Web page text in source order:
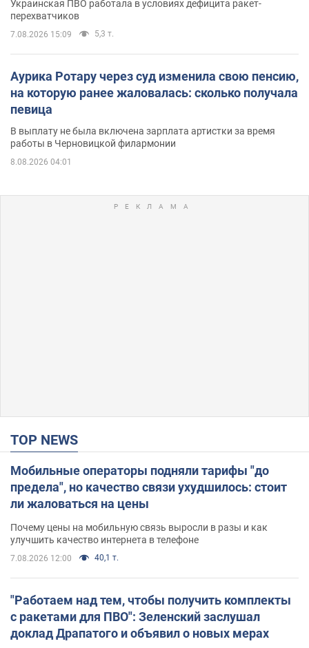
Украинская ПВО работала в условиях дефицита ракет-
перехватчиков
7.08.2026 15:09 5,3 т.
Аурика Ротару через суд изменила свою пенсию,
на которую ранее жаловалась: сколько получала
певица
В выплату не была включена зарплата артистки за время
работы в Черновицкой филармонии
8.08.2026 04:01
TOP NEWS
Мобильные операторы подняли тарифы "до
предела", но качество связи ухудшилось: стоит
ли жаловаться на цены
Почему цены на мобильную связь выросли в разы и как
улучшить качество интернета в телефоне
7.08.2026 12:00 40,1 т.
"Работаем над тем, чтобы получить комплекты
с ракетами для ПВО": Зеленский заслушал
доклад Драпатого и объявил о новых мерах